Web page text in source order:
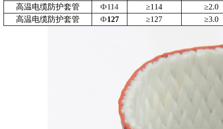
高温电缆防护套管
Ф114 ≥114 ≥2.0
高温电缆防护套管
Ф127 ≥127 ≥3.0